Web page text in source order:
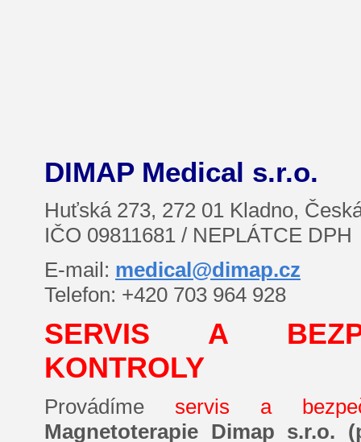
DIMAP Medical s.r.o.
Huťská 273, 272 01 Kladno,
IČO 09811681 / NEPLÁTCE DPH
E-mail: medical@dimap.cz
Telefon: +420 703 964 928
SERVIS A
KONTROLY
Provádíme servis a
Magnetoterapie Dimap s.r.o.